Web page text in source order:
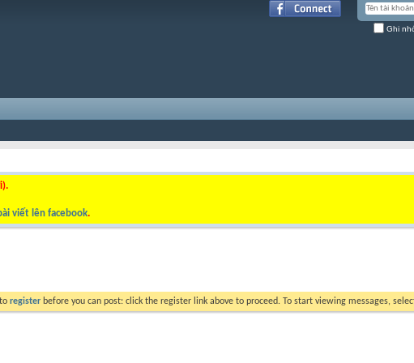
Ghi
viết lên facebook.
register before you can post: click the register link above to proceed. To start viewing messages,